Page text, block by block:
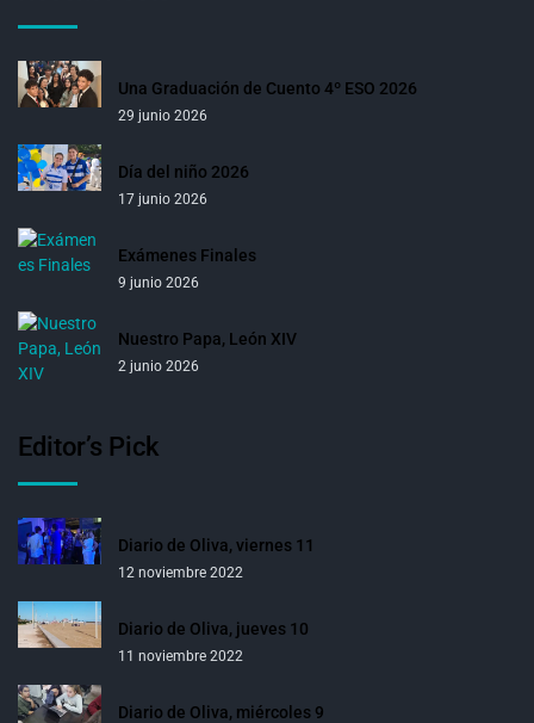
Una Graduación de Cuento 4º ESO 2026
29 junio 2026
Día del niño 2026
17 junio 2026
Exámenes Finales
9 junio 2026
Nuestro Papa, León XIV
2 junio 2026
Editor’s Pick
Diario de Oliva, viernes 11
12 noviembre 2022
Diario de Oliva, jueves 10
11 noviembre 2022
Diario de Oliva, miércoles 9